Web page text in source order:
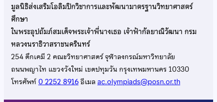
มูลนิธิส่งเสริมโอลิมปิกวิชาการและพัฒนามาตรฐานวิทยาศาสตร์
ศึกษา
ในพระอุปถัมภ์สมเด็จพระเจ้าพี่นางเธอ เจ้าฟ้ากัลยาณิวัฒนา กรม
หลวงนราธิวาสราชนครินทร์
254 ตึกเคมี 2 คณะวิทยาศาสตร์ จุฬาลงกรณ์มหาวิทยาลัย
ถนนพญาไท แขวงวังใหม่ เขตปทุมวัน กรุงเทพมหานคร 10330
โทรศัพท์0 2252 8916อีเมลac.olympiads@posn.or.th